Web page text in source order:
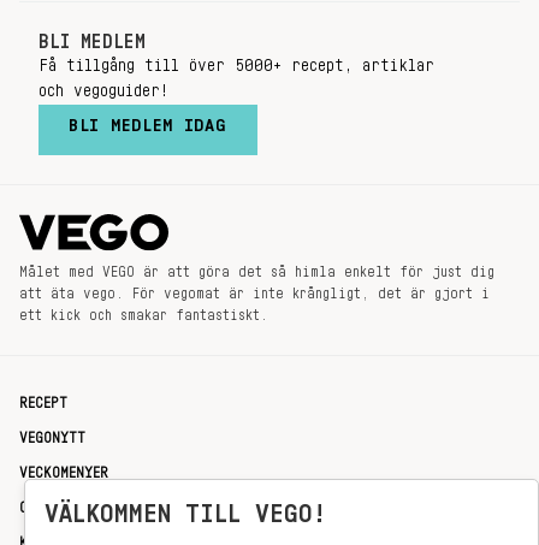
BLI MEDLEM
Få tillgång till över 5000+ recept, artiklar
och vegoguider!
BLI MEDLEM IDAG
Målet med VEGO är att göra det så himla enkelt för just dig
att äta vego. För vegomat är inte krångligt, det är gjort i
ett kick och smakar fantastiskt.
RECEPT
VEGONYTT
VECKOMENYER
OM OSSVÄLKOMMEN TILL VEGO!